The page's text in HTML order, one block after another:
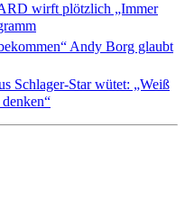
wirft plötzlich „Immer
Andy Borg glaubt
Schlager-Star wütet: „Weiß